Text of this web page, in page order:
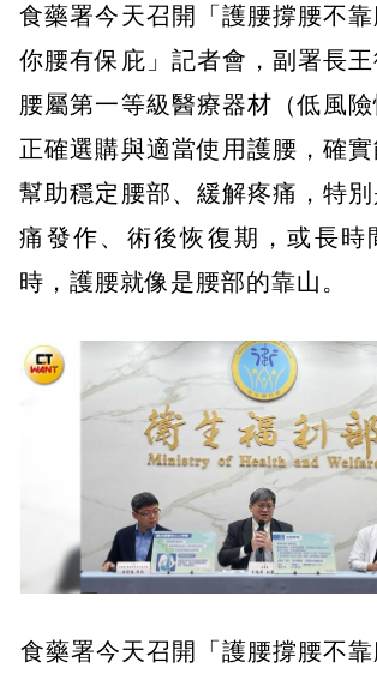
食藥署今天召開「護腰撐腰不
你腰有保庇」記者會，副署長
腰屬第一等級醫療器材（低風
正確選購與適當使用護腰，確
幫助穩定腰部、緩解疼痛，特
痛發作、術後恢復期，或長時
時，護腰就像是腰部的靠山。
食藥署今天召開「護腰撐腰不